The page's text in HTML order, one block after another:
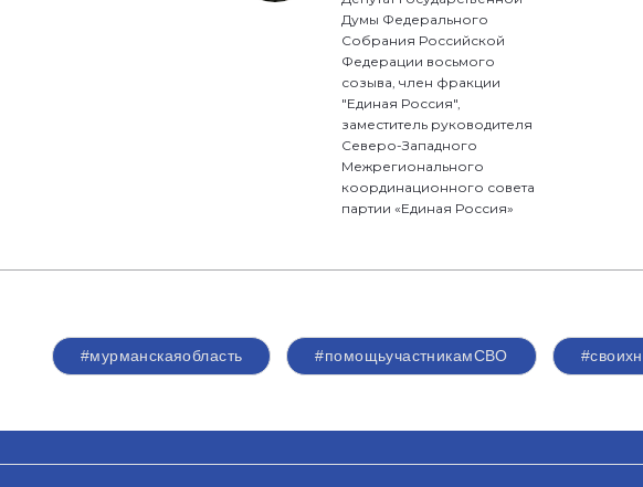
Думы Федерального
Собрания Российской
Федерации восьмого
созыва, член фракции
"Единая Россия",
заместитель руководителя
Северо-Западного
Межрегионального
координационного совета
партии «Единая Россия»
#мурманскаяобласть #помощьучастникамСВО